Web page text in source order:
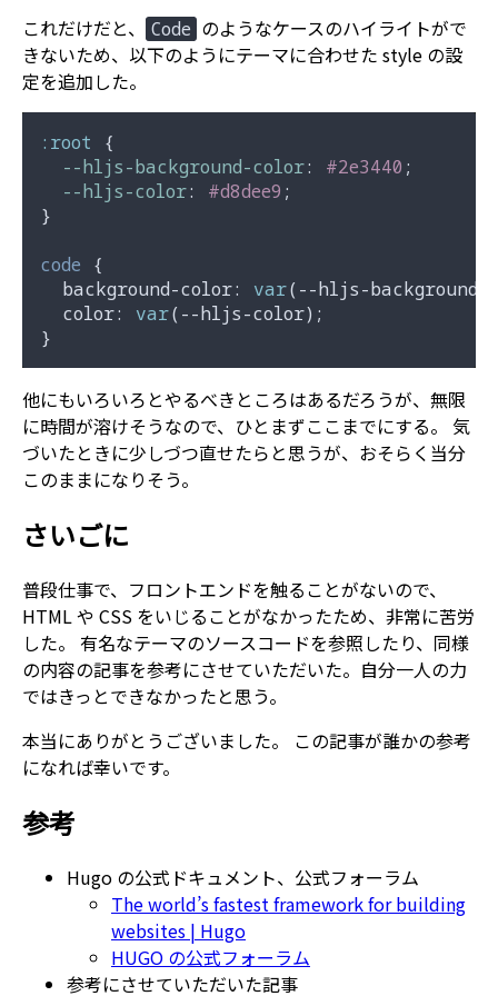
これだけだと、 Code のようなケースのハイライトがで
きないため、以下のようにテーマに合わせた style の設
定を追加した。
:root {
--hljs-background-color: #2e3440 ;
--hljs-color: #d8dee9 ;
}
code {
background-color: var(--hljs-
color: var(--hljs-color);
他にもいろいろとやるべきところはあるだろうが、無限
に時間が溶けそうなので、ひとまずここまでにする。 気
づいたときに少しづつ直せたらと思うが、おそらく当分
このままになりそう。
さいごに
普段仕事で、フロントエンドを触ることがないので、
HTML や CSS をいじることがなかったため、非常に苦労
した。 有名なテーマのソースコードを参照したり、同様
の内容の記事を参考にさせていただいた。自分一人の力
ではきっとできなかったと思う。
本当にありがとうございました。 この記事が誰かの参考
になれば幸いです。
参考
Hugo の公式ドキュメント、公式フォーラム
The world’s fastest framework for building
websites | Hugo
HUGO の公式フォーラム
参考にさせていただいた記事